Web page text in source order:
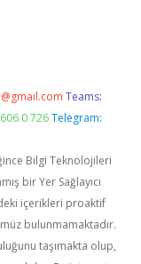
Teams:
0 726 Telegram:
Bilgi Teknolojileri
bir Yer Sağlayıcı
içerikleri proaktif
bulunmamaktadır.
taşımakta olup,